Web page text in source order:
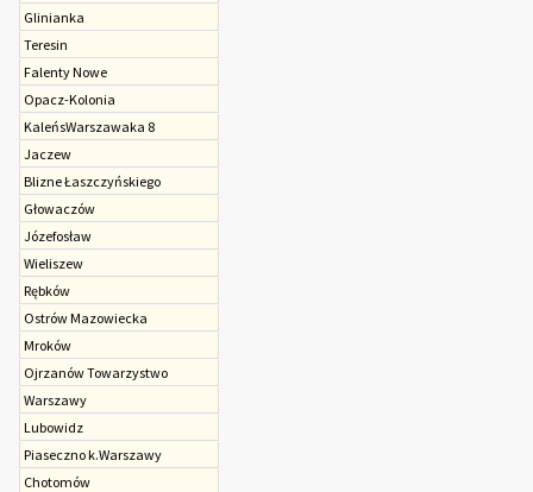
Glinianka
Teresin
Falenty Nowe
Opacz-Kolonia
KaleńsWarszawaka 8
Jaczew
Blizne Łaszczyńskiego
Głowaczów
Józefosław
Wieliszew
Rębków
Ostrów Mazowiecka
Mroków
Ojrzanów Towarzystwo
Warszawy
Lubowidz
Piaseczno k.Warszawy
Chotomów